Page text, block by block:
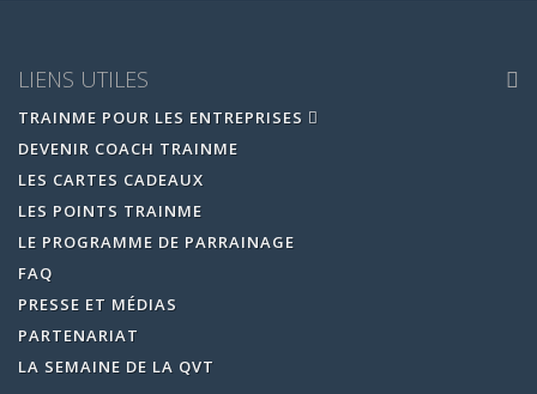
LIENS UTILES
TRAINME POUR LES ENTREPRISES
DEVENIR COACH TRAINME
LES CARTES CADEAUX
LES POINTS TRAINME
LE PROGRAMME DE PARRAINAGE
FAQ
PRESSE ET MÉDIAS
PARTENARIAT
LA SEMAINE DE LA QVT